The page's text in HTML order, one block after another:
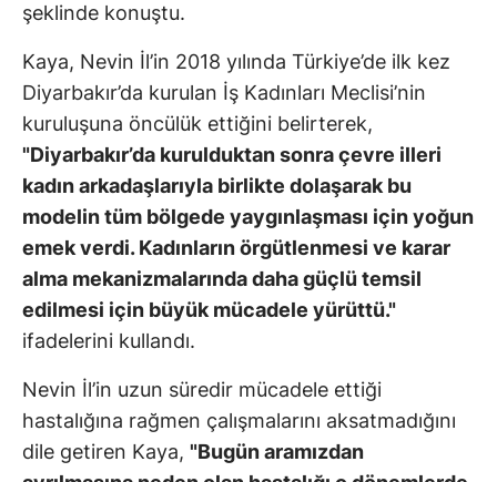
şeklinde konuştu.
Kaya, Nevin İl’in 2018 yılında Türkiye’de ilk kez
Diyarbakır’da kurulan İş Kadınları Meclisi’nin
kuruluşuna öncülük ettiğini belirterek,
"Diyarbakır’da kurulduktan sonra çevre illeri
kadın arkadaşlarıyla birlikte dolaşarak bu
modelin tüm bölgede yaygınlaşması için yoğun
emek verdi. Kadınların örgütlenmesi ve karar
alma mekanizmalarında daha güçlü temsil
edilmesi için büyük mücadele yürüttü."
ifadelerini kullandı.
Nevin İl’in uzun süredir mücadele ettiği
hastalığına rağmen çalışmalarını aksatmadığını
dile getiren Kaya, "Bugün aramızdan